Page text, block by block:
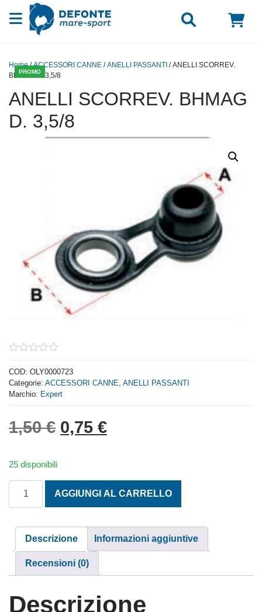
Vai al contenuto
PROMO
Home/ACCESSORI CANNE /ANELLI PASSANTI / ANELLI SCORREV.
BHMAG D. 3,5/8
ANELLI SCORREV. BHMAG
D. 3,5/8
out
of
5
COD: OLY0000723
Categorie: ACCESSORI CANNE ANELLI PASSANTI
Marchio: Expert
1,50€ Il prezzo originale era:
0,75 €Il prezzo attuale è:
25 disponibili
AGGIUNGI AL CARRELLO
Descrizione Informazioni aggiuntive
Recensioni (0)
Descrizione